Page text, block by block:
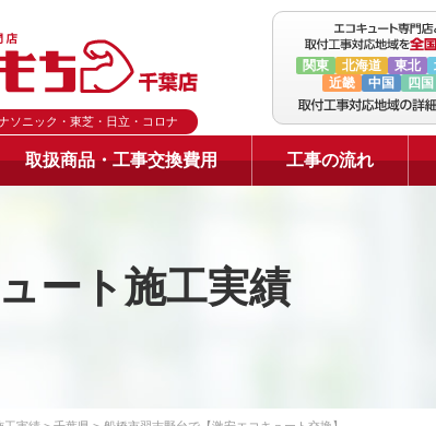
ソニック・東芝・日立・コロナ
関東 北海道 東北
近畿
中国 四国
取扱商品・工事交換費用 工事の流れ
ート施工実績